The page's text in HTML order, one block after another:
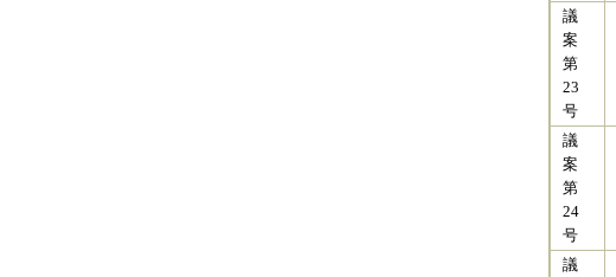
議
案
第
23
号
議
案
第
24
号
議